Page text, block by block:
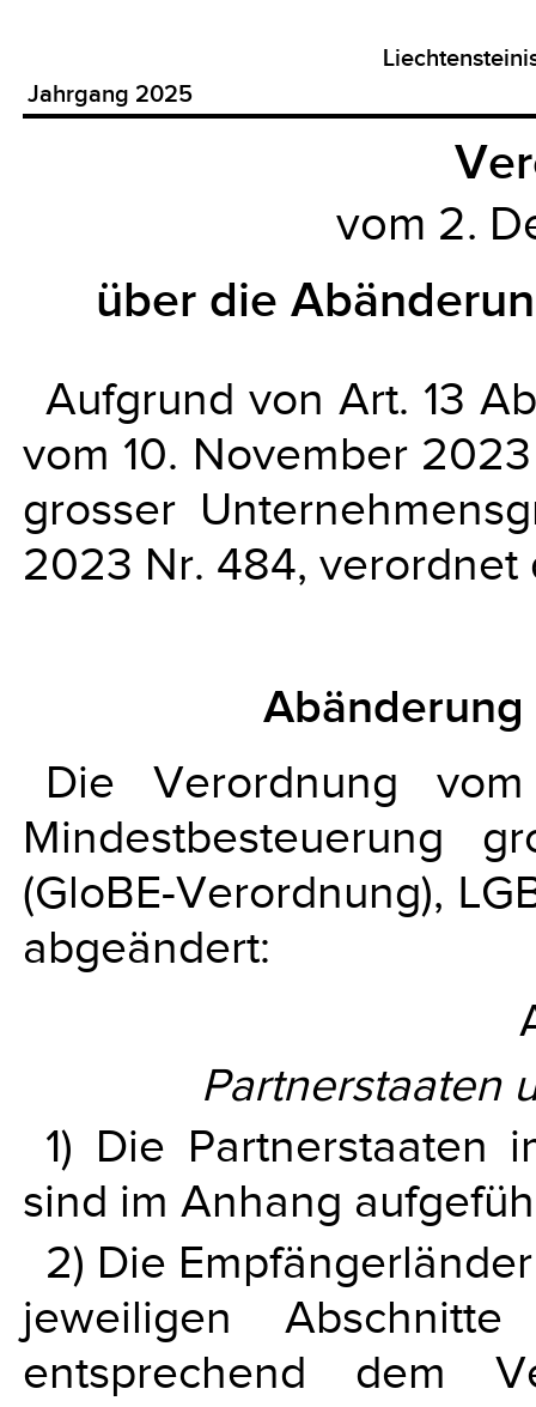
Jahrgang 2025
vom 2.
über die
Aufgrund von Art. 13
vom 10. November
grosser
2023 Nr. 484, verordnet
Die Verordnung
Mindestbesteuerung
(GloBE-Verordnung),
abgeändert:
Partnerstaaten
1) Die Partnerstaaten
sind im Anhang
2) Die
jeweiligen
entsprechend dem